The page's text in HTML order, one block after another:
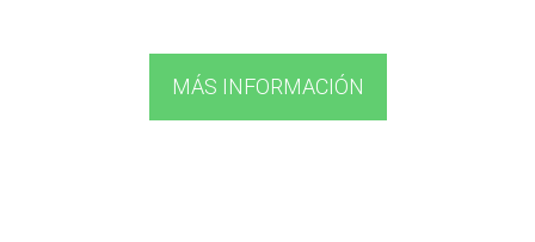
MÁS INFORMACIÓN